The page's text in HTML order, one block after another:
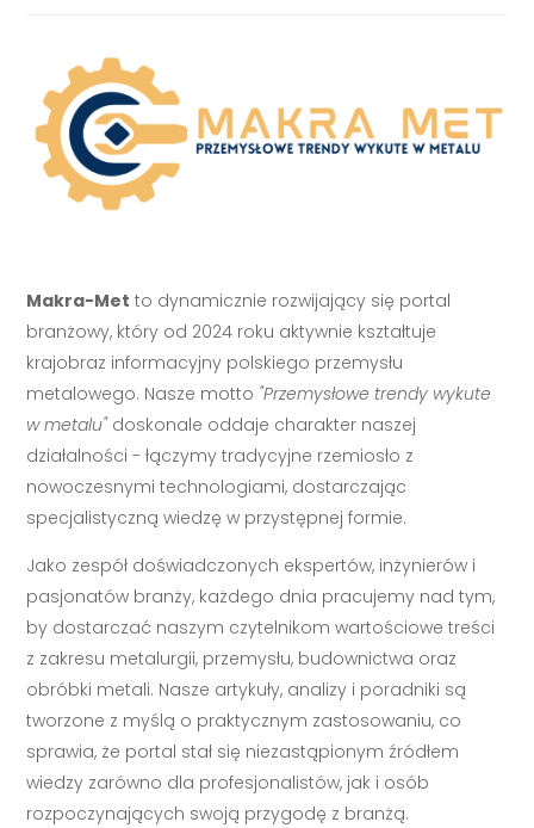
Makra-Met to dynamicznie rozwijający się portal
branżowy, który od 2024 roku aktywnie kształtuje
krajobraz informacyjny polskiego przemysłu
metalowego. Nasze motto "Przemysłowe trendy wykute
w metalu"doskonale oddaje charakter naszej
działalności - łączymy tradycyjne rzemiosło z
nowoczesnymi technologiami, dostarczając
specjalistyczną wiedzę w przystępnej formie.
Jako zespół doświadczonych ekspertów, inżynierów i
pasjonatów branży, każdego dnia pracujemy nad tym,
by dostarczać naszym czytelnikom wartościowe treści
z zakresu metalurgii, przemysłu, budownictwa oraz
obróbki metali. Nasze artykuły, analizy i poradniki są
tworzone z myślą o praktycznym zastosowaniu, co
sprawia, że portal stał się niezastąpionym źródłem
wiedzy zarówno dla profesjonalistów, jak i osób
rozpoczynających swoją przygodę z branżą.